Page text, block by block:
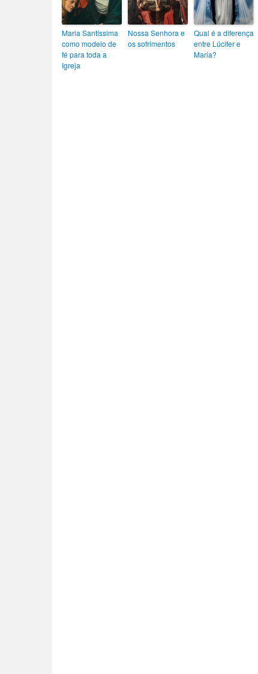
Maria Santíssima
como modelo de
fé para toda a
Igreja
Nossa Senhora e
os sofrimentos
Qual é a diferença
entre Lúcifer e
Maria?